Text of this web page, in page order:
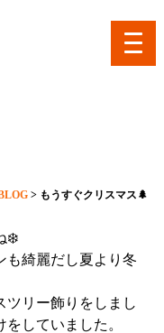
toggle
> もうすぐクリスマス🌲
❄️
も綺麗だし夏より冬
ツリー飾りをしまし
していました。